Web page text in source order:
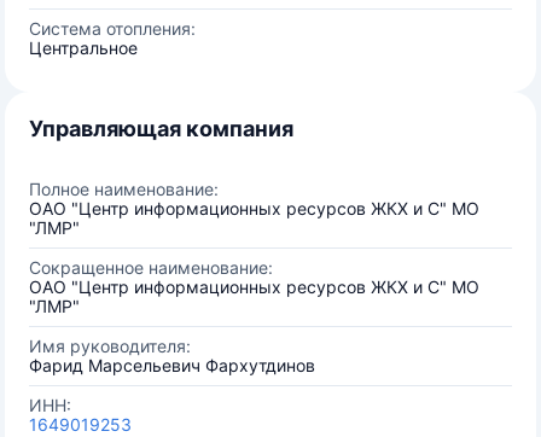
Система отопления:
Центральное
Управляющая компания
Полное наименование:
ОАО "Центр информационных ресурсов ЖКХ и С" МО
"ЛМР"
Сокращенное наименование:
ОАО "Центр информационных ресурсов ЖКХ и С" МО
"ЛМР"
Имя руководителя:
Фарид Марсельевич Фархутдинов
ИНН:
1649019253